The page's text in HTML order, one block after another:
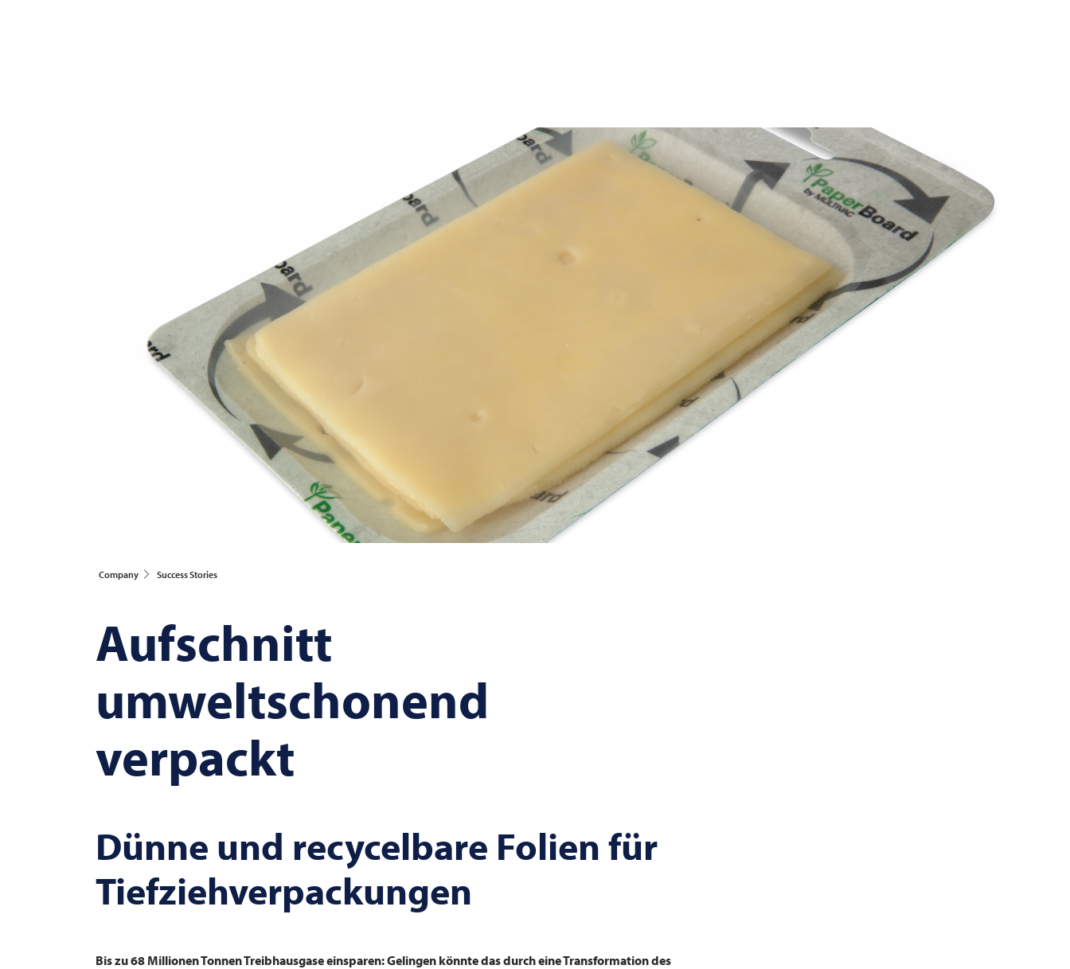
Company Success Stories
Aufschnitt
umweltschonend
verpackt
Dünne und recycelbare Folien für
Tiefziehverpackungen
Bis zu 68 Millionen Tonnen Treibhausgase einsparen: Gelingen könnte das durch eine Transformation des